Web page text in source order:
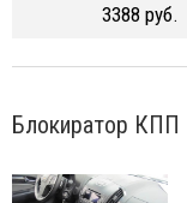
3388 руб.
Блокиратор КПП